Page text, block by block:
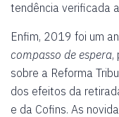
tendência verificada
Enfim, 2019 foi um
compasso de espera,
sobre a Reforma
dos efeitos da
e da Cofins. As